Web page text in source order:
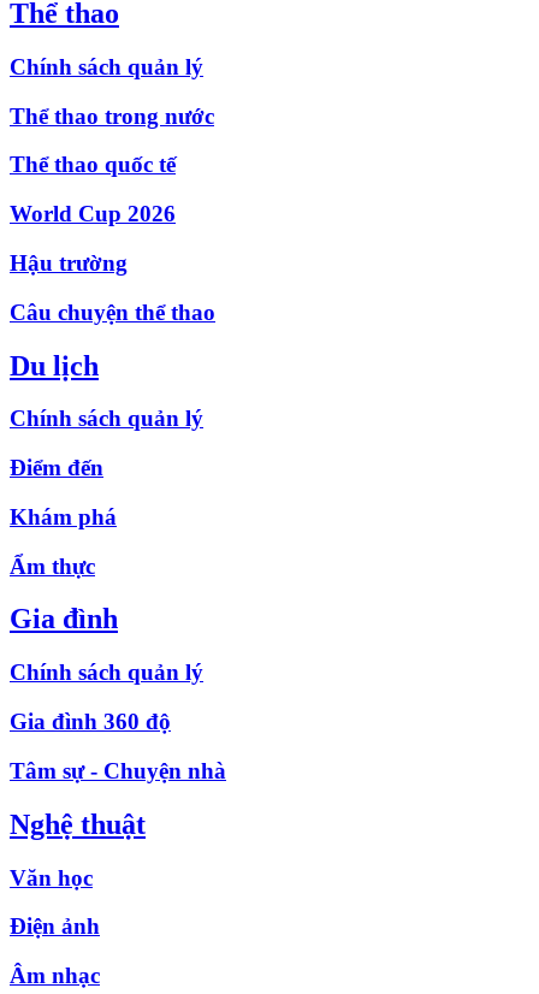
Thể thao
Chính sách quản lý
Thể thao trong nước
Thể thao quốc tế
World Cup 2026
Hậu trường
Câu chuyện thể thao
Du lịch
Chính sách quản lý
Điểm đến
Khám phá
Ẩm thực
Gia đình
Chính sách quản lý
Gia đình 360 độ
Tâm sự - Chuyện nhà
Nghệ thuật
Văn học
Điện ảnh
Âm nhạc